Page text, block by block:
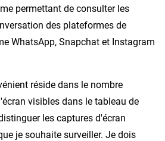
permettant de consulter les
des plateformes de
WhatsApp, Snapchat et Instagram
réside dans le nombre
visibles dans le tableau de
les captures d'écran
je souhaite surveiller. Je dois